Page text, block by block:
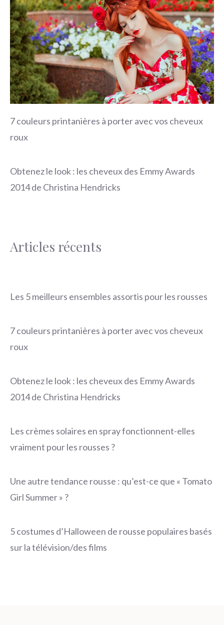
7 couleurs printanières à porter avec vos cheveux
roux
Obtenez le look : les cheveux des Emmy Awards
2014 de Christina Hendricks
Articles récents
Les 5 meilleurs ensembles assortis pour les rousses
7 couleurs printanières à porter avec vos cheveux
roux
Obtenez le look : les cheveux des Emmy Awards
2014 de Christina Hendricks
Les crèmes solaires en spray fonctionnent-elles
vraiment pour les rousses ?
Une autre tendance rousse : qu’est-ce que « Tomato
Girl Summer » ?
5 costumes d’Halloween de rousse populaires basés
sur la télévision/des films